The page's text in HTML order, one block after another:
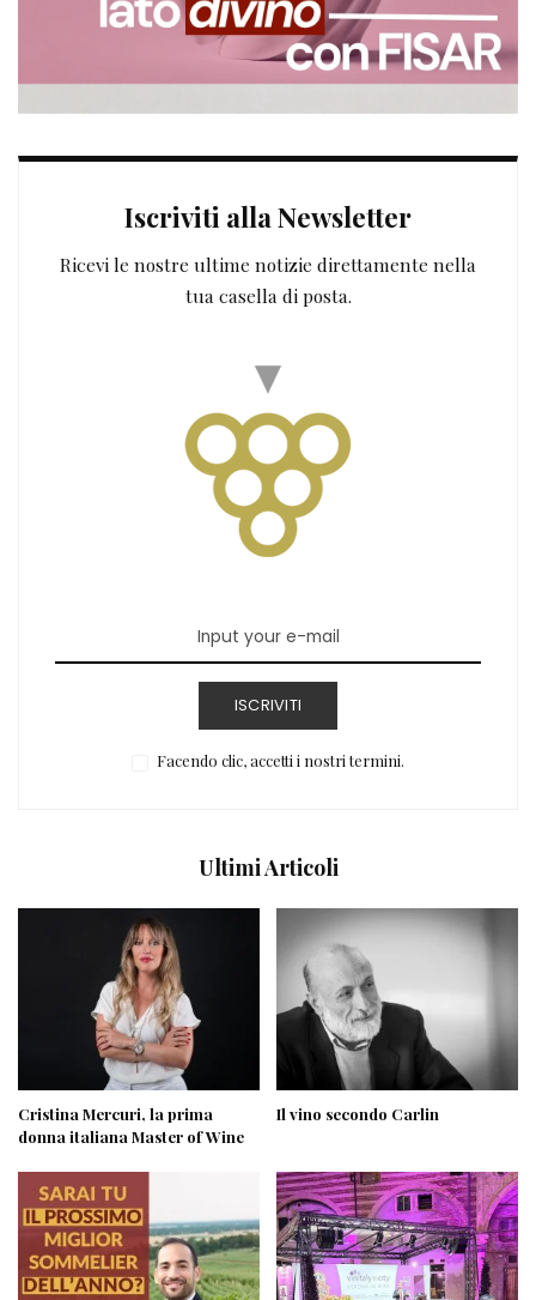
Iscriviti alla Newsletter
Ricevi le nostre ultime notizie direttamente nella
tua casella di posta.
ISCRIVITI
Facendo clic, accetti i nostri termini.
Ultimi Articoli
Cristina Mercuri, la prima
donna italiana Master of Wine
Il vino secondo Carlin